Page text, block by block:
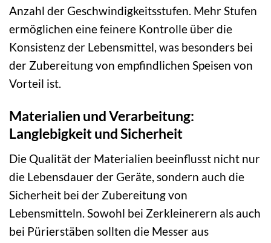
Anzahl der Geschwindigkeitsstufen. Mehr Stufen
ermöglichen eine feinere Kontrolle über die
Konsistenz der Lebensmittel, was besonders bei
der Zubereitung von empfindlichen Speisen von
Vorteil ist.
Materialien und Verarbeitung:
Langlebigkeit und Sicherheit
Die Qualität der Materialien beeinflusst nicht nur
die Lebensdauer der Geräte, sondern auch die
Sicherheit bei der Zubereitung von
Lebensmitteln. Sowohl bei Zerkleinerern als auch
bei Pürierstäben sollten die Messer aus